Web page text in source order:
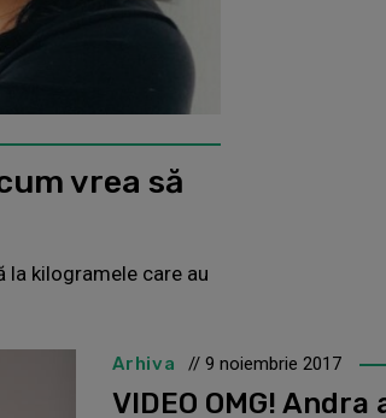
vrea să
la kilogramele care au
Arhiva // 9 noiembrie 2017
VIDEO OMG!